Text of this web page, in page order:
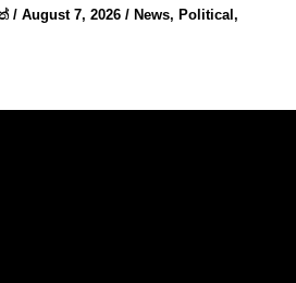
/August 7, 2026/News,Political,